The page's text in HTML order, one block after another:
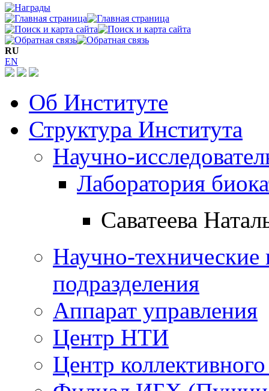
RU
EN
Об Институте
Структура Института
Научно-
Лаборатория
Саватеева
Научно-технические
подразделения
Аппарат управления
Центр НТИ
Центр